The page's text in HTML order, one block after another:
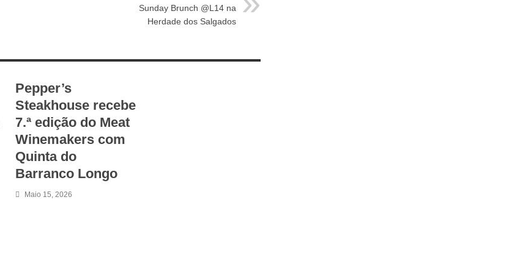
Sunday Brunch @L14 na
Herdade dos Salgados
Pepper’s
Steakhouse recebe
7.ª edição do Meat
Winemakers com
Quinta do
Barranco Longo
Maio 15, 2026